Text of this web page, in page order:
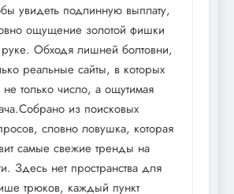
увидеть подлинную выплату,
ощущение золотой фишки
Обходя лишней болтовни,
реальные сайты, в которых
только число, а ощутимая
из поисковых
словно ловушка, которая
самые свежие тренды на
Здесь нет пространства для
трюков, каждый пункт